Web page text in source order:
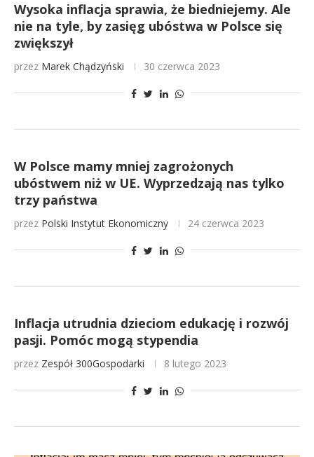
Wysoka inflacja sprawia, że biedniejemy. Ale
nie na tyle, by zasięg ubóstwa w Polsce się
zwiększył
przez Marek Chądzyński 30 czerwca 2023
W Polsce mamy mniej zagrożonych
ubóstwem niż w UE. Wyprzedzają nas tylko
trzy państwa
przez Polski Instytut Ekonomiczny 24 czerwca 2023
Inflacja utrudnia dzieciom edukację i rozwój
pasji. Pomóc mogą stypendia
przez Zespół 300Gospodarki 8 lutego 2023